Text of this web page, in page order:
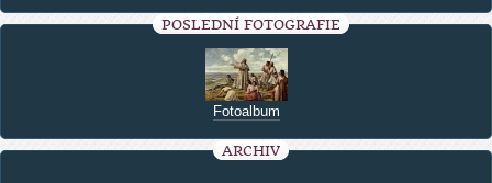
POSLEDNÍ FOTOGRAFIE
Fotoalbum
ARCHIV